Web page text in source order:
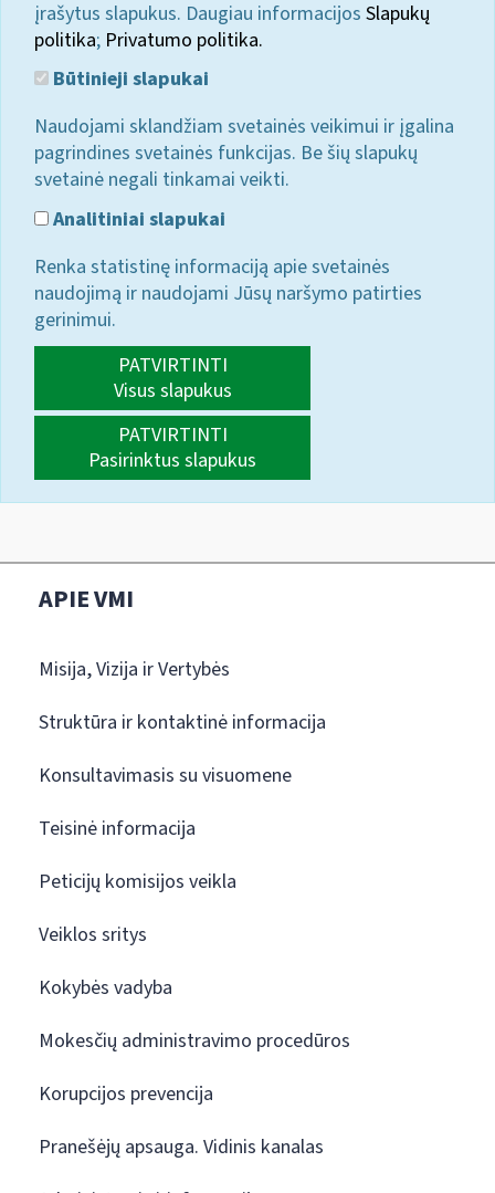
įrašytus slapukus. Daugiau informacijos Slapukų
politika; Privatumo politika.
Būtinieji slapukai
Naudojami sklandžiam svetainės veikimui ir įgalina
pagrindines svetainės funkcijas. Be šių slapukų
svetainė negali tinkamai veikti.
Analitiniai slapukai
Renka statistinę informaciją apie svetainės
naudojimą ir naudojami Jūsų naršymo patirties
gerinimui.
PATVIRTINTI
Visus slapukus
PATVIRTINTI
Pasirinktus slapukus
APIE VMI
Misija, Vizija ir Vertybės
Struktūra ir kontaktinė informacija
Konsultavimasis su visuomene
Teisinė informacija
Peticijų komisijos veikla
Veiklos sritys
Kokybės vadyba
Mokesčių administravimo procedūros
Korupcijos prevencija
Pranešėjų apsauga. Vidinis kanalas